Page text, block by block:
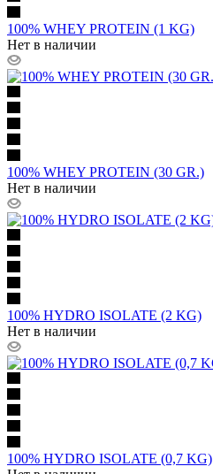
100% WHEY PROTEIN (1 KG)
Нет в наличии
100% WHEY PROTEIN (30 GR.)
Нет в наличии
100% HYDRO ISOLATE (2 KG)
Нет в наличии
100% HYDRO ISOLATE (0,7 KG)